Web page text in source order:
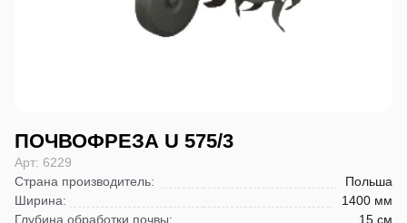
ПОЧВОФРЕЗА U 575/3
Арт: 6229
Страна производитель:
Польша
Ширина:
1400 мм
Глубина обработки почвы:
15 см